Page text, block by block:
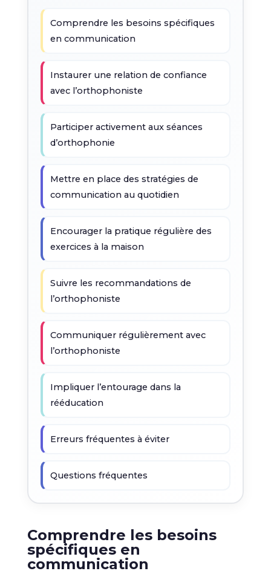
Comprendre les besoins spécifiques
en communication
Instaurer une relation de confiance
avec l’orthophoniste
Participer activement aux séances
d’orthophonie
Mettre en place des stratégies de
communication au quotidien
Encourager la pratique régulière des
exercices à la maison
Suivre les recommandations de
l’orthophoniste
Communiquer régulièrement avec
l’orthophoniste
Impliquer l’entourage dans la
rééducation
Erreurs fréquentes à éviter
Questions fréquentes
Comprendre les besoins
spécifiques en
communication